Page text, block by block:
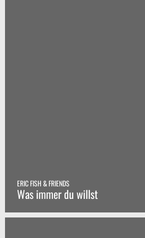
ERIC FISH & FRIENDS
Was immer du willst